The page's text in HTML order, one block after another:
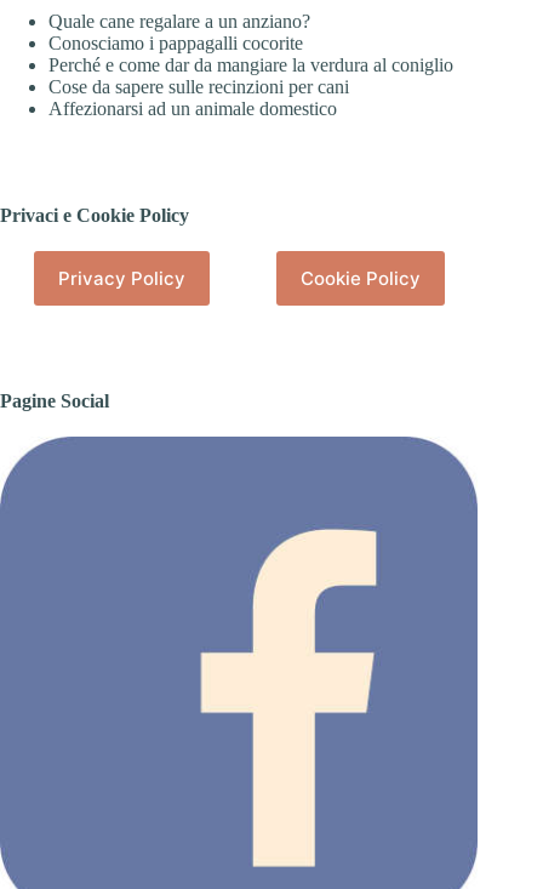
Quale cane regalare a un anziano?
Conosciamo i pappagalli cocorite
Perché e come dar da mangiare la verdura al coniglio
Cose da sapere sulle recinzioni per cani
Affezionarsi ad un animale domestico
Privaci e Cookie Policy
Privacy Policy Cookie Policy
Pagine Social